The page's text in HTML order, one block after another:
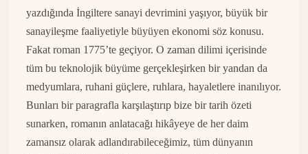
yazdığında İngiltere sanayi devrimini yaşıyor, büyük bir
sanayileşme faaliyetiyle büyüyen ekonomi söz konusu.
Fakat roman 1775’te geçiyor. O zaman dilimi içerisinde
tüm bu teknolojik büyüme gerçekleşirken bir yandan da
medyumlara, ruhani güçlere, ruhlara, hayaletlere inanılıyor.
Bunları bir paragrafla karşılaştırıp bize bir tarih özeti
sunarken, romanın anlatacağı hikâyeye de her daim
zamansız olarak adlandırabileceğimiz, tüm dünyanın